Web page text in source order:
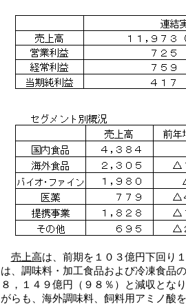
売上高は、前期を１０３億円下回り
は、調味料・加工食品および冷凍食品
８，１４９億円（９８％）と減収とな
がらも、海外調味料、飼料用アミノ酸